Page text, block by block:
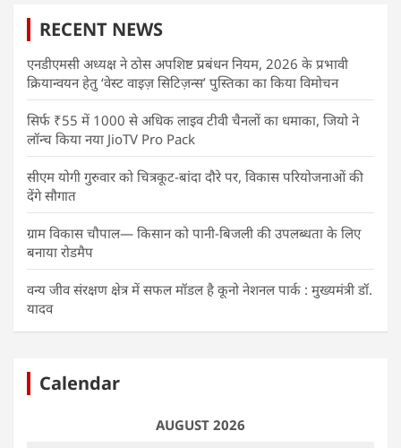
RECENT NEWS
एनडीएमसी अध्यक्ष ने ठोस अपशिष्ट प्रबंधन नियम, 2026 के प्रभावी
क्रियान्वयन हेतु ‘वेस्ट वाइज़ सिटिज़न्स’ पुस्तिका का किया विमोचन
सिर्फ ₹55 में 1000 से अधिक लाइव टीवी चैनलों का धमाका, जियो ने
लॉन्च किया नया JioTV Pro Pack
सीएम योगी गुरुवार को चित्रकूट-बांदा दौरे पर, विकास परियोजनाओं की
देंगे सौगात
ग्राम विकास चौपाल— किसान को पानी-बिजली की उपलब्धता के लिए
बनाया रोडमैप
वन्य जीव संरक्षण क्षेत्र में सफल मॉडल है कूनो नेशनल पार्क : मुख्यमंत्री डॉ.
यादव
Calendar
AUGUST 2026